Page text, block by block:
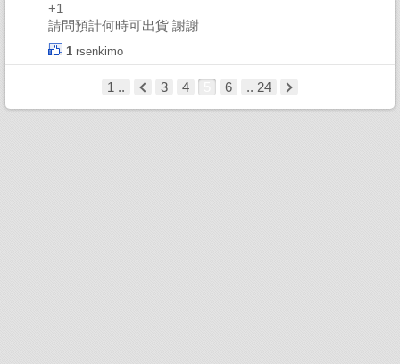
+1
請問預計何時可出貨 謝謝
1 rsenkimo
1 .. 3 4 6 .. 24